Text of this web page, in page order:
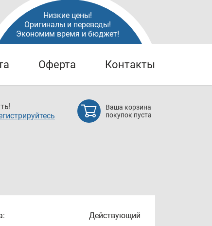
Низкие цены!
Оригиналы и переводы!
Экономим время и бюджет!
Оферта Контакты
Ваша корзина
покупок пуста
Действующий